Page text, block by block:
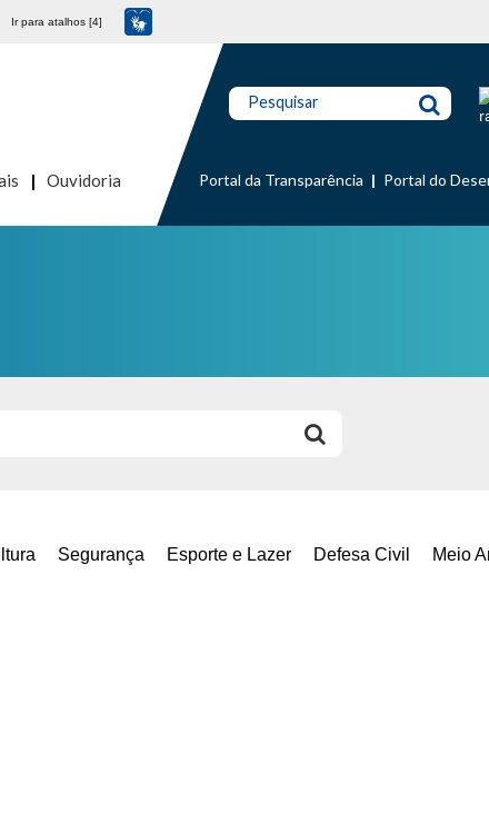
Ir para atalhos [4]
Ouvidoria
Pesquisar
Portal da Transparência Portal do
Segurança Esporte e Lazer Defesa Civil Meio